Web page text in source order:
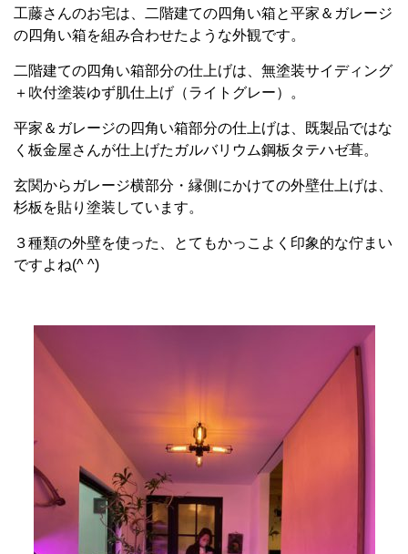
工藤さんのお宅は、二階建ての四角い箱と平家＆ガレージ
の四角い箱を組み合わせたような外観です。
二階建ての四角い箱部分の仕上げは、無塗装サイディング
＋吹付塗装ゆず肌仕上げ（ライトグレー）。
平家＆ガレージの四角い箱部分の仕上げは、既製品ではな
く板金屋さんが仕上げたガルバリウム鋼板タテハゼ葺。
玄関からガレージ横部分・縁側にかけての外壁仕上げは、
杉板を貼り塗装しています。
３種類の外壁を使った、とてもかっこよく印象的な佇まい
ですよね(^ ^)